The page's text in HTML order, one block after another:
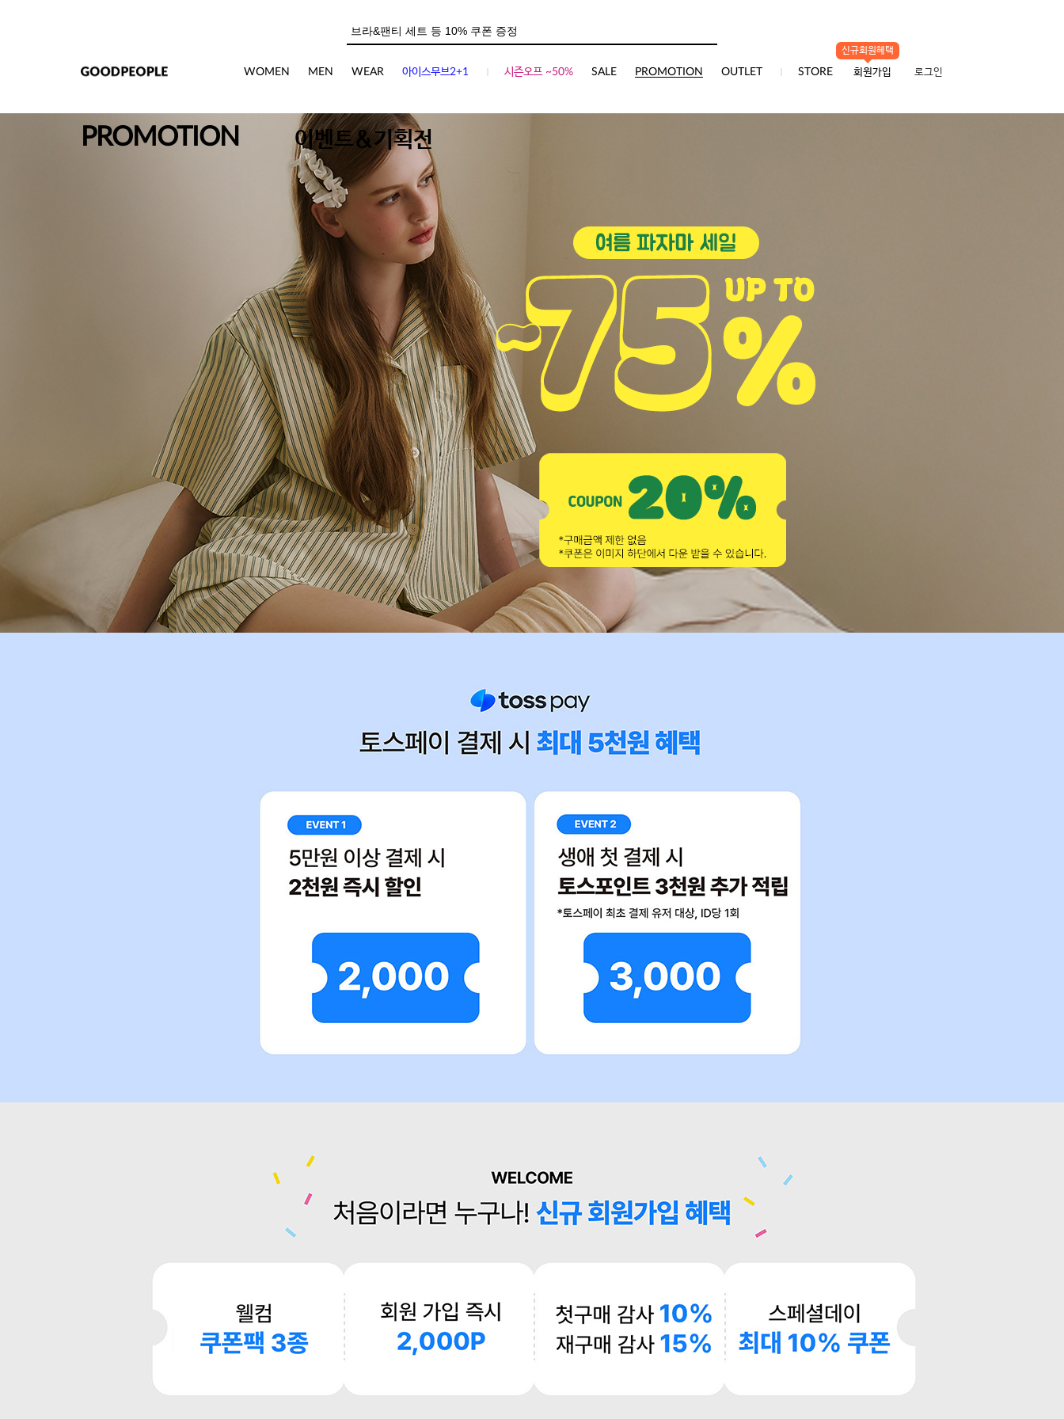
WOMEN MEN WEAR 아이스무브2+1 시즌오프 ~50% SALE PROMOTION OUTLET STORE
신규회원혜택
회원가입 로그인
PROMOTION 이벤트&기획전